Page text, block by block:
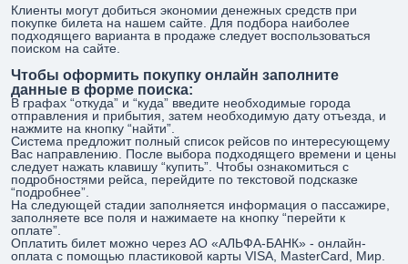
Клиенты могут добиться экономии денежных средств при
покупке билета на нашем сайте. Для подбора наиболее
подходящего варианта в продаже следует воспользоваться
поиском на сайте.
Чтобы оформить покупку онлайн заполните
данные в форме поиска:
В графах “откуда” и “куда” введите необходимые города
отправления и прибытия, затем необходимую дату отъезда, и
нажмите на кнопку “найти”.
Система предложит полный список рейсов по интересующему
Вас направлению. После выбора подходящего времени и цены
следует нажать клавишу “купить”. Чтобы ознакомиться с
подробностями рейса, перейдите по текстовой подсказке
“подробнее”.
На следующей стадии заполняется информация о пассажире,
заполняете все поля и нажимаете на кнопку “перейти к
оплате”.
Оплатить билет можно через АО «АЛЬФА-БАНК» - онлайн-
оплата с помощью пластиковой карты VISA, MasterCard, Мир.